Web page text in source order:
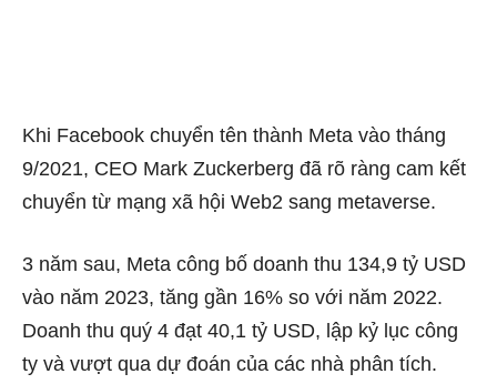
Khi Facebook chuyển tên thành Meta vào tháng
9/2021, CEO Mark Zuckerberg đã rõ ràng cam kết
chuyển từ mạng xã hội Web2 sang metaverse.
3 năm sau, Meta công bố doanh thu 134,9 tỷ USD
vào năm 2023, tăng gần 16% so với năm 2022.
Doanh thu quý 4 đạt 40,1 tỷ USD, lập kỷ lục công
ty và vượt qua dự đoán của các nhà phân tích.